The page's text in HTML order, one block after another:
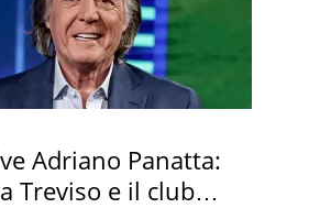
Adriano Panatta:
Treviso e il club